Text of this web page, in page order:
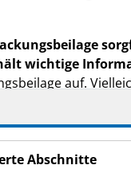
wichtige
auf.
gewöhnlich von
wenden Sie
Abschnitte